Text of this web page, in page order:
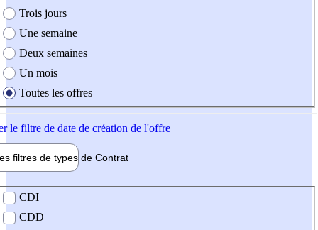
Trois jours
Une semaine
Deux semaines
Un mois
Toutes les offres
le filtre de date de création de l'offre
filtres de types de Contrat
contrat
CDI
CDD